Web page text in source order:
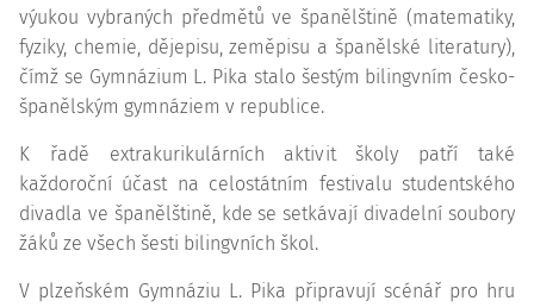
výukou vybraných předmětů ve španělštině (matematiky,
fyziky, chemie, dějepisu, zeměpisu a španělské literatury),
čímž se Gymnázium L. Pika stalo šestým bilingvním česko-
španělským gymnáziem v republice.
K řadě extrakurikulárních aktivit školy patří také
každoroční účast na celostátním festivalu studentského
divadla ve španělštině, kde se setkávají divadelní soubory
žáků ze všech šesti bilingvních škol.
V plzeňském Gymnáziu L. Pika připravují scénář pro hru